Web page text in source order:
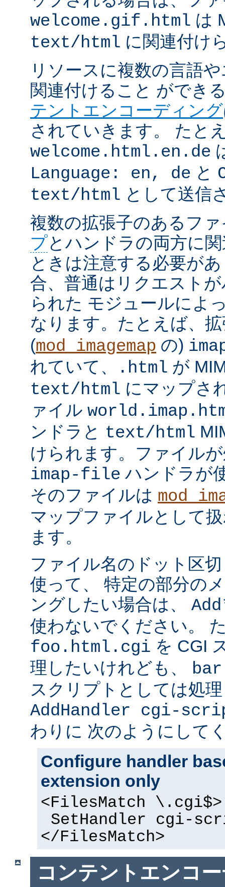
welcome.gif.html は
text/html に関連付け
リソースに複数の言語
関連付けること ができ
テントエンコーディング
されていきます。 たと
welcome.html.en.de
Language: en, de と
text/html として送信
複数の拡張子のあるフ
プとハンドラの両方に
ときは注意する必要が
合、普通はリクエスト
られた モジュールによ
なります。たとえば、
(mod_imagemap の)
れていて、
.html が
text/html にマップさ
ァイル
ンドラと text/html
けられます。ファイル
imap-file ハンドラが
そのファイルは
マップファイルとして
ます。
ファイル名のドット区
使って、 特定の部分の
ングしたい場合は、
使わないでください。
foo.html.cgi を CGI
理したいけれども、
スクリプトとしては処
AddHandler cgi-
わりに 次のようにして
Configure handler
extension only
<FilesMatch \.cgi$>
SetHandler cgi-
</FilesMatch>
コンテントエンコ